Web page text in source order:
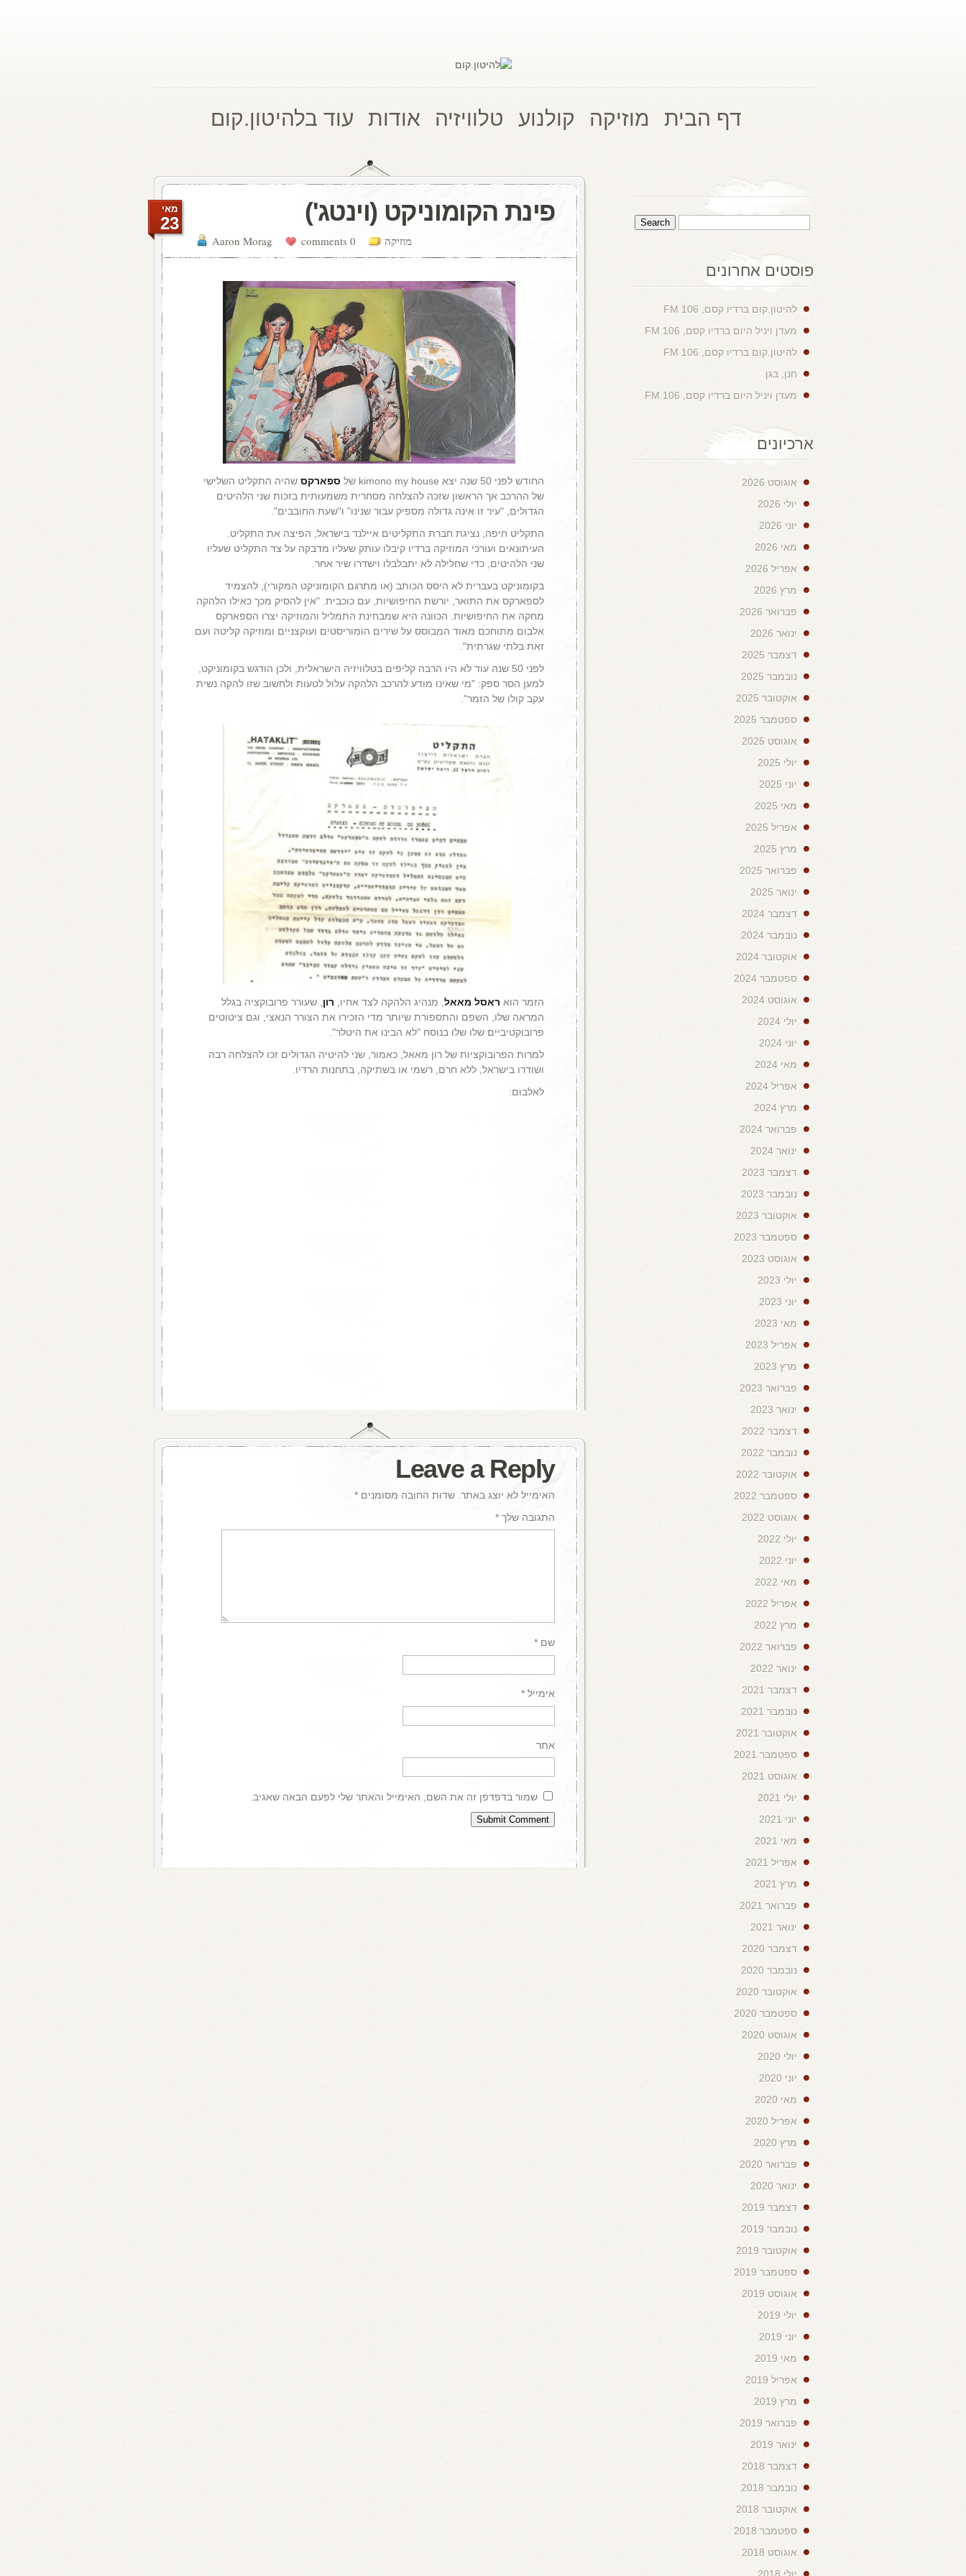
דף הבית מוזיקה קולנוע טלוויזיה אודות עוד בלהיטון.קום
פינת הקומוניקט (וינטג')
Aaron Morag 0 comments מוזיקה
מאי
23
החודש לפני 50 שנה יצא kimono my house של ספארקס שהיה התקליט השלישי
של ההרכב אך הראשון שזכה להצלחה מסחרית משמעותית בזכות שני הלהיטים
הגדולים, "עיר זו אינה גדולה מספיק עבור שנינו" ו"שעת החובבים".
התקליט חיפה, נציגת חברת התקליטים איילנד בישראל, הפיצה את התקליט.
העיתונאים ועורכי המוזיקה ברדיו קיבלו עותק שעליו מדבקה על צד התקליט שעליו
שני הלהיטים, כדי שחלילה לא יתבלבלו וישדרו שיר אחר.
בקומוניקט בעברית לא היסס הכותב (או מתרגם הקומוניקט המקורי), להצמיד
לספארקס את התואר, יורשת החיפושיות, עם כוכבית. "אין להסיק מכך כאילו הלהקה
מחקה את החיפושיות. הכוונה היא שמבחינת התמליל והמוזיקה יצרו הספארקס
אלבום מתוחכם מאוד המבוסס על שירים הומוריסטים ועוקצניים ומוזיקה קליטה ועם
זאת בלתי שגרתית".
לפני 50 שנה עוד לא היו הרבה קליפים בטלוויזיה הישראלית, ולכן הודגש בקומוניקט,
למען הסר ספק: "מי שאינו מודע להרכב הלהקה עלול לטעות ולחשוב שזו להקה נשית
עקב קולו של הזמר".
הזמר הוא ראסל מאאל , מנהיג הלהקה לצד אחיו, רון , שעורר פרובוקציה בגלל
המראה שלו, השפם והתספורת שיותר מדי הזכירו את הצורר הנאצי, וגם ציטוטים
פרובוקטיביים שלו שלו בנוסח "לא הבינו את היטלר".
למרות הפרובוקציות של רון מאאל, כאמור, שני להיטיה הגדולים זכו להצלחה רבה
ושודרו בישראל, ללא חרם, רשמי או בשתיקה, בתחנות הרדיו.
לאלבום:
Leave a Reply
האימייל לא יוצג באתר. שדות החובה מסומנים *
התגובה שלך *
שם *
אימייל *
אתר
שמור בדפדפן זה את השם, האימייל והאתר שלי לפעם הבאה שאגיב.
פוסטים אחרונים
להיטון.קום ברדיו קסם, 106 FM
מעדן ויניל היום ברדיו קסם, 106 FM
להיטון.קום ברדיו קסם, 106 FM
חנן, בגן
מעדן ויניל היום ברדיו קסם, 106 FM
ארכיונים
אוגוסט 2026
יולי 2026
יוני 2026
מאי 2026
אפריל 2026
מרץ 2026
פברואר 2026
ינואר 2026
דצמבר 2025
נובמבר 2025
אוקטובר 2025
ספטמבר 2025
אוגוסט 2025
יולי 2025
יוני 2025
מאי 2025
אפריל 2025
מרץ 2025
פברואר 2025
ינואר 2025
דצמבר 2024
נובמבר 2024
אוקטובר 2024
ספטמבר 2024
אוגוסט 2024
יולי 2024
יוני 2024
מאי 2024
אפריל 2024
מרץ 2024
פברואר 2024
ינואר 2024
דצמבר 2023
נובמבר 2023
אוקטובר 2023
ספטמבר 2023
אוגוסט 2023
יולי 2023
יוני 2023
מאי 2023
אפריל 2023
מרץ 2023
פברואר 2023
ינואר 2023
דצמבר 2022
נובמבר 2022
אוקטובר 2022
ספטמבר 2022
אוגוסט 2022
יולי 2022
יוני 2022
מאי 2022
אפריל 2022
מרץ 2022
פברואר 2022
ינואר 2022
דצמבר 2021
נובמבר 2021
אוקטובר 2021
ספטמבר 2021
אוגוסט 2021
יולי 2021
יוני 2021
מאי 2021
אפריל 2021
מרץ 2021
פברואר 2021
ינואר 2021
דצמבר 2020
נובמבר 2020
אוקטובר 2020
ספטמבר 2020
אוגוסט 2020
יולי 2020
יוני 2020
מאי 2020
אפריל 2020
מרץ 2020
פברואר 2020
ינואר 2020
דצמבר 2019
נובמבר 2019
אוקטובר 2019
ספטמבר 2019
אוגוסט 2019
יולי 2019
יוני 2019
מאי 2019
אפריל 2019
מרץ 2019
פברואר 2019
ינואר 2019
דצמבר 2018
נובמבר 2018
אוקטובר 2018
ספטמבר 2018
אוגוסט 2018